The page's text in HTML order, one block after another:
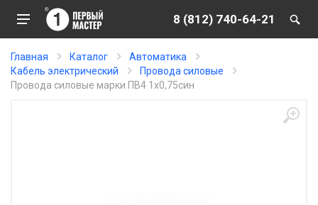
8 (812) 740-64-21
Главная Каталог
Автоматика
Кабель электрический
Провода силовые
Провода силовые марки ПВ4 1х0,75син